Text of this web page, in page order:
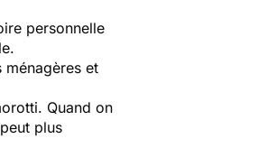
personnelle
et
Quand on
plus